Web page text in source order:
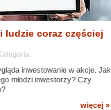
ludzie coraz częściej
inwestowanie w akcje. Jak
młodzi inwestorzy? Czy
więcej »